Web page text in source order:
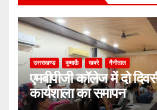
उत्तराखण्ड कुमाऊँ खबरे नैनीताल
एमबीपीजी कॉलेज में दो
कार्यशाला का समापन